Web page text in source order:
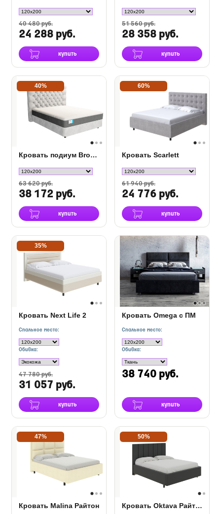
40 480 руб.
24 288 руб.
купить
51 560 руб.
28 358 руб.
купить
40%
Кровать подиум Brooklyn с основанием Raibox
63 620 руб.
38 172 руб.
купить
60%
Кровать Scarlett
61 940 руб.
24 776 руб.
купить
35%
Кровать Next Life 2
Спальное место:
Обивка:
47 780 руб.
31 057 руб.
купить
Кровать Omega с ПМ
Спальное место:
Обивка:
38 740 руб.
купить
47%
Кровать Malina Райтон
50%
Кровать Oktava Райтон